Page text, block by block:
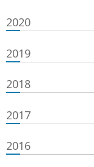
2020
2019
2018
2017
2016